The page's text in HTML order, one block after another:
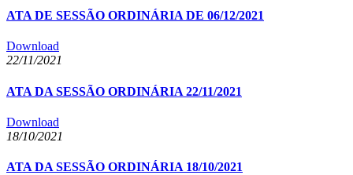
ATA DE SESSÃO ORDINÁRIA DE 06/12/2021
Download
22/11/2021
ATA DA SESSÃO ORDINÁRIA 22/11/2021
Download
18/10/2021
ATA DA SESSÃO ORDINÁRIA 18/10/2021